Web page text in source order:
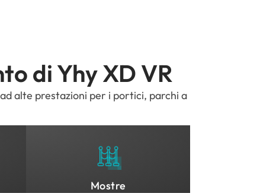
di Yhy XD VR
alte prestazioni per i portici, parchi a
Mostre